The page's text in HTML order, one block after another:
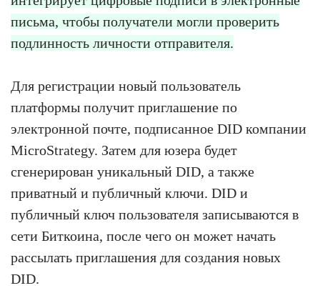
письма, чтобы получатели могли проверить
подлинность личности отправителя.
Для регистрации новый пользователь
платформы получит приглашение по
электронной почте, подписанное DID компании
MicroStrategy. Затем для юзера будет
сгенерирован уникальный DID, а также
приватный и публичный ключи. DID и
публичный ключ пользователя записываются в
сети Биткоина, после чего он может начать
рассылать приглашения для создания новых
DID.